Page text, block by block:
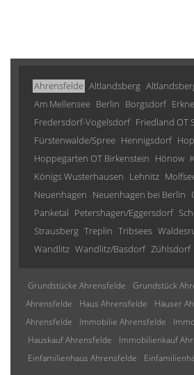
Ahrensfelde Altlandsberg
Am Mellensee Berlin Borgsdorf
Fredersdorf-Vogelsdorf Friedland OT
Fürstenwalde/Spree Hennigsdorf
Hoppegarten OT Birkenstein Hönow
Königs Wusterhausen Lehnitz
Neuenhagen Neuenhagen bei Berlin
Panketal Petershagen/Eggersdorf
Strausberg Treplin Tribsees
Wandlitz Wandlitz/Basdorf Zühlsdorf
Grundstücke Ahrensfelde Grundstück
Ahrensfelde
Haus Ahrensfelde Häuser
Ahrensfelde
Immobilie Ahrensfelde
Hauskauf Ahrensfelde
Immobilienkauf
Einfamilienhaus Ahrensfelde